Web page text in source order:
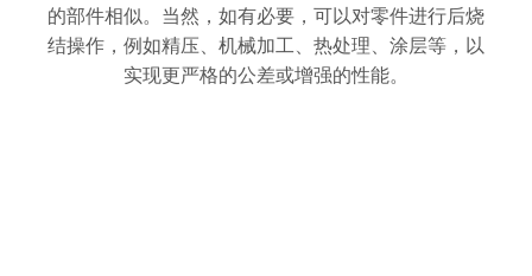
的部件相似。当然，如有必要，可以对零件进行后烧
结操作，例如精压、机械加工、热处理、涂层等，以
实现更严格的公差或增强的性能。